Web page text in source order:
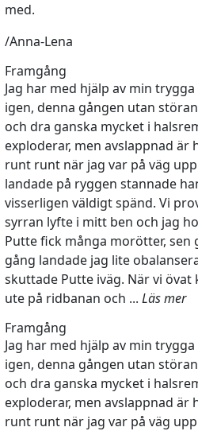
med.
/Anna-Lena
Framgång
Jag har med hjälp av min
igen, denna gången utan
och dra ganska mycket i
exploderar, men avslappnad är
runt runt när jag var på väg
landade på ryggen stannade
visserligen väldigt spänd. Vi
syrran lyfte i mitt ben och jag
Putte fick många morötter, sen
gång landade jag lite
skuttade Putte iväg. När vi
ute på ridbanan och ... Läs mer
Framgång
Jag har med hjälp av min
igen, denna gången utan
och dra ganska mycket i
exploderar, men avslappnad är
runt runt när jag var på väg